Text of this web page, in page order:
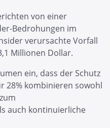
von einer
Bedrohungen im
verursachte Vorfall
Millionen Dollar.
ein, dass der Schutz
28% kombinieren sowohl
auch kontinuierliche